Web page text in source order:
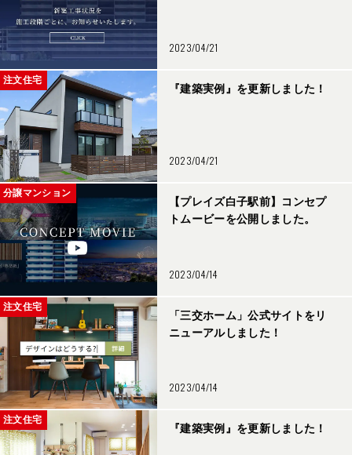
2023/04/21
注文住宅
『建築実例』を更新しました！
2023/04/21
分譲マンション
【プレイズ白子駅前】コンセプ
トムービーを公開しました。
2023/04/14
注文住宅
「三交ホーム」公式サイトをリ
ニューアルしました！
2023/04/14
注文住宅
『建築実例』を更新しました！